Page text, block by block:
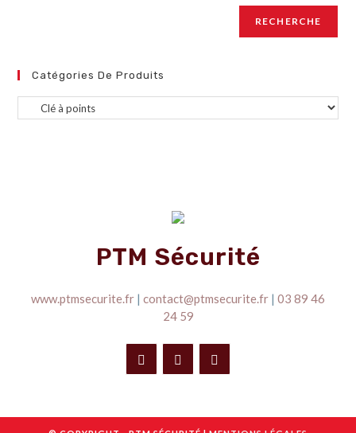
RECHERCHE
Catégories De Produits
PTM Sécurité
www.ptmsecurite.fr | contact@ptmsecurite.fr | 03 89 46
24 59